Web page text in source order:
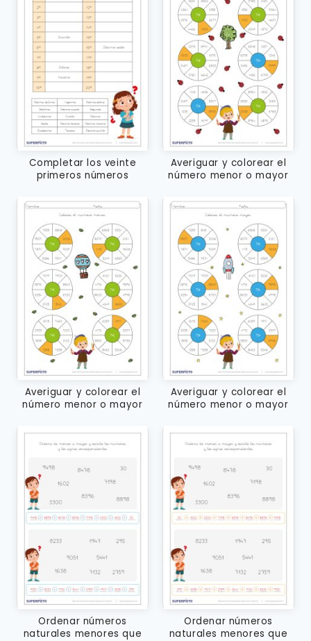
Completar los veinte
primeros números
Averiguar y colorear el
número menor o mayor
Averiguar y colorear el
número menor o mayor
Averiguar y colorear el
número menor o mayor
Ordenar números
naturales menores que
Ordenar números
naturales menores que